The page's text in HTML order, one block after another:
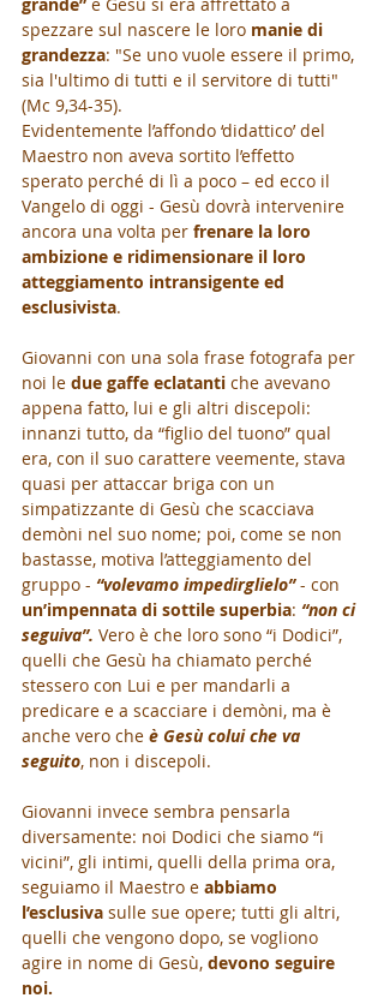
spezzare sul nascere le loro manie di
grandezza: "Se uno vuole essere il primo,
sia l'ultimo di tutti e il servitore di tutti"
(Mc 9,34-35).
Evidentemente l’affondo ‘didattico’ del
Maestro non aveva sortito l’effetto
sperato perché di lì a poco – ed ecco il
Vangelo di oggi - Gesù dovrà intervenire
ancora una volta per frenare la loro
ambizione e ridimensionare il loro
atteggiamento intransigente ed
esclusivista.
Giovanni con una sola frase fotografa per
noi le due gaffe eclatanti che avevano
appena fatto, lui e gli altri discepoli:
innanzi tutto, da “figlio del tuono” qual
era, con il suo carattere veemente, stava
quasi per attaccar briga con un
simpatizzante di Gesù che scacciava
demòni nel suo nome; poi, come se non
bastasse, motiva l’atteggiamento del
gruppo - “volevamo impedirglielo” - con
un’impennata di sottile superbia: “non ci
seguiva”. Vero è che loro sono “i Dodici”,
quelli che Gesù ha chiamato perché
stessero con Lui e per mandarli a
predicare e a scacciare i demòni, ma è
anche vero che è Gesù colui che va
seguito, non i discepoli.
Giovanni invece sembra pensarla
diversamente: noi Dodici che siamo “i
vicini”, gli intimi, quelli della prima ora,
seguiamo il Maestro e abbiamo
l’esclusiva sulle sue opere; tutti gli altri,
quelli che vengono dopo, se vogliono
agire in nome di Gesù, devono seguire
noi.